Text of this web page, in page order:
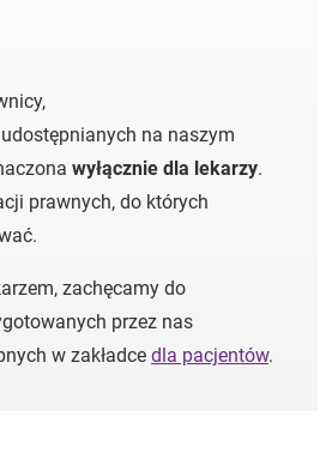
na naszym
wyłącznie dla lekarzy.
prawnych, do których
zachęcamy do
przez nas
w zakładce dla pacjentów.